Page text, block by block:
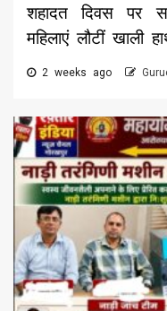
शहादत दिवस पर
महिलाएं लौटीं खाली
2 weeks ago